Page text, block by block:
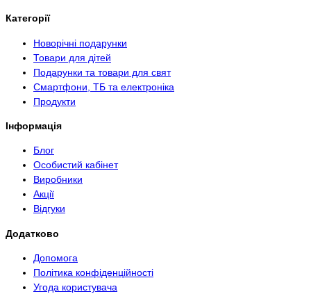
Категорії
Новорічні подарунки
Товари для дітей
Подарунки та товари для свят
Смартфони, ТБ та електроніка
Продукти
Інформація
Блог
Особистий кабінет
Виробники
Акції
Відгуки
Додатково
Допомога
Політика конфіденційності
Угода користувача